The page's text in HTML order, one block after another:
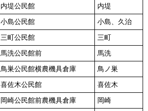
内堤公民館
内堤
小島公民館
小島、久治
三町公民館
三町
馬洗公民館前
馬洗
鳥巣公民館横農機具倉庫
鳥ノ巣
喜佐木公民館
喜佐木
岡崎公民館前農機具倉庫
岡崎